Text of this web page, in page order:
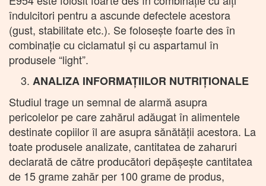
îndulcitori pentru a ascunde defectele acestora
(gust, stabilitate etc.). Se foloseşte foarte des în
combinaţie cu ciclamatul şi cu aspartamul în
produsele “light”.
ANALIZA INFORMAȚIILOR NUTRIȚIONALE
Studiul trage un semnal de alarmă asupra
pericolelor pe care zahărul adăugat în alimentele
destinate copiilor îl are asupra sănătății acestora. La
toate produsele analizate, cantitatea de zaharuri
declarată de către producători depăşeşte cantitatea
de 15 grame zahăr per 100 grame de produs,